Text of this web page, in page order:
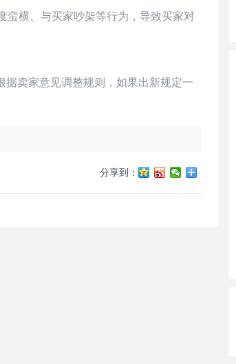
蛮横、与买家吵架等行为，导致买家对
卖家意见调整规则，如果出新规定一
分享到：